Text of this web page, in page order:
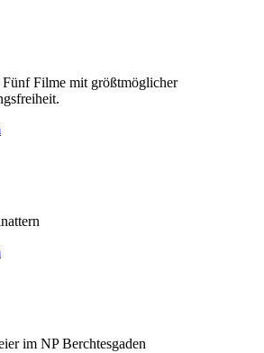
Filme mit größtmöglicher
im NP Berchtesgaden